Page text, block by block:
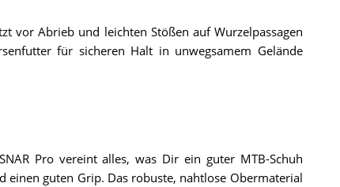
vor Abrieb und leichten Stößen auf Wurzelpassagen
für sicheren Halt in unwegsamem Gelände
Pro vereint alles, was Dir ein guter MTB-Schuh
guten Grip. Das robuste, nahtlose Obermaterial